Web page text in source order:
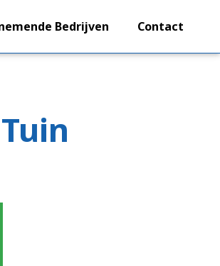
Bedrijven Contact